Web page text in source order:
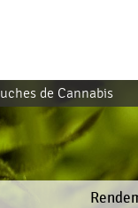
de Cannabis